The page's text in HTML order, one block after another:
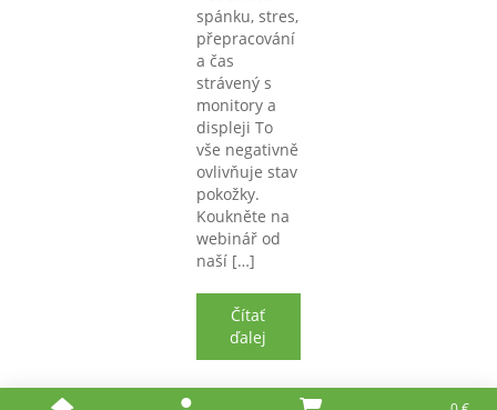
spánku, stres,
přepracování
a čas
strávený s
monitory a
displeji To
vše negativně
ovlivňuje stav
pokožky.
Koukněte na
webinář od
naší […]
Čítať
ďalej